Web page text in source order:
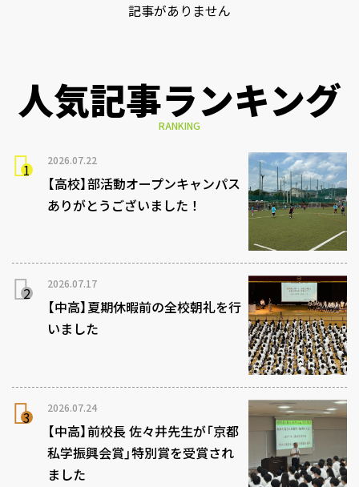
記事がありません
人気記事ランキング
RANKING
2026.07.22
【高校】部活動オープンキャンパス
ありがとうございました！
2026.07.17
【中高】夏期休暇前の全校朝礼を行
いました
2026.07.24
【中高】前校長 佐々井先生が「京都
私学振興会賞」特別賞を受賞され
ました